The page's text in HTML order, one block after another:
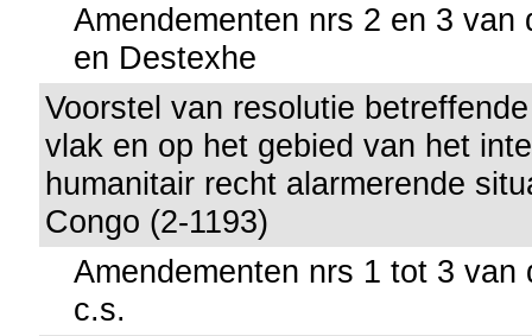
Amendementen nrs 2 en 3 van
en Destexhe
Voorstel van resolutie
vlak en op het gebied van het
humanitair recht alarmerende
Congo (2-1193)
Amendementen nrs 1 tot 3 van
c.s.